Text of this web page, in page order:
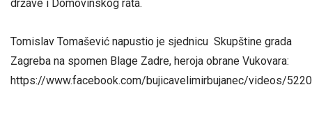
države i Domovinskog rata.
Tomislav Tomašević napustio je sjednicu Skupštine grada
Zagreba na spomen Blage Zadre, heroja obrane Vukovara:
https://www.facebook.com/bujicavelimirbujanec/videos/